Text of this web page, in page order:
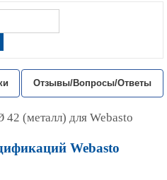
Отзывы/Вопросы/Ответы
(металл) для Webasto
Webasto